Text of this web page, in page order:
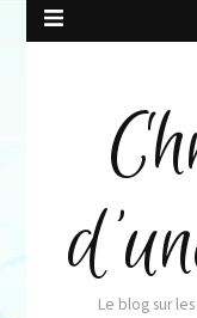
Le blog sur